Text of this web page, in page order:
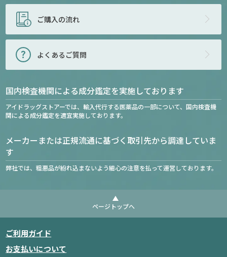
ご購入の流れ
よくあるご質問
国内検査機関による成分鑑定を実施しております
アイドラッグストアーでは、輸入代行する医薬品の一部について、国内検査機
関による成分鑑定を適宜実施しております。
メーカーまたは正規流通に基づく取引先から調達していま
す
弊社では、粗悪品が紛れ込まないよう細心の注意を払って運営しております。
ページトップへ
ご利用ガイド
お支払いについて